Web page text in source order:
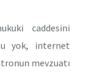
caddesini
yok, internet
mevzuatı